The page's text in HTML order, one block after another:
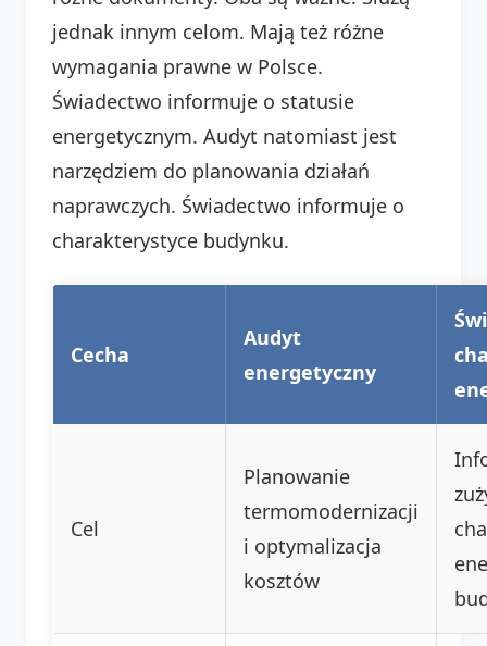
jednak innym celom. Mają też różne
wymagania prawne w Polsce.
Świadectwo informuje o statusie
energetycznym. Audyt natomiast jest
narzędziem do planowania działań
naprawczych. Świadectwo informuje o
charakterystyce budynku.
Cecha
Audyt
energetyczny
Cel
Planowanie
termomodernizacji
i optymalizacja
kosztów